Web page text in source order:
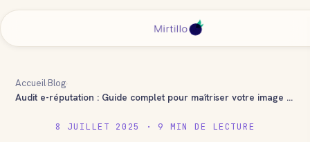
Accueil Blog
Audit e-réputation : Guide complet pour maîtriser votre image en ligne
8 JUILLET 2025 · 9 MIN DE LECTURE